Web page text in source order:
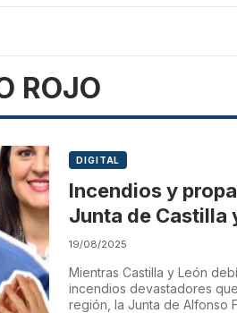
ROJO
DIGITAL
Incendios y
Junta de Castilla
con dinero
que culpan a
19/08/2025
Mientras Castilla y León
incendios devastadores
región, la Junta de Alfonso